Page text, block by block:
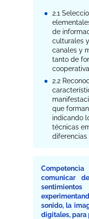
2.1
de
culturales
canales y
tanto de
2.2
que
indicando
técnicas
diferencias
comunicar
sonido, la
digitales, para